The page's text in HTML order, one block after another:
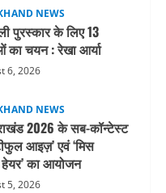
6, 2026NEWS
पुरस्कार के लिए 13
का चयन : रेखा आर्या
6, 2026
NEWS
2026 के सब-कॉन्टेस्ट
आइज़’ एवं ‘मिस
का आयोजन
5, 2026